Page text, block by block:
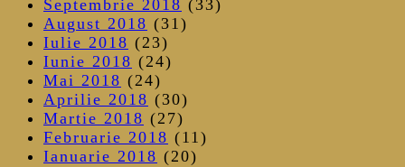
Septembrie 2018 (33)
August 2018 (31)
Iulie 2018 (23)
Iunie 2018 (24)
Mai 2018 (24)
Aprilie 2018 (30)
Martie 2018 (27)
Februarie 2018 (11)
Ianuarie 2018 (20)